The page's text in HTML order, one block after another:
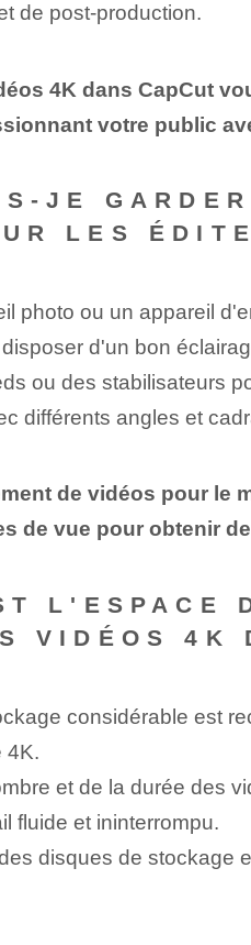
de post-production.
4K dans CapCut
votre public
JE
LES
photo ou un appareil
d'un bon
ou des stabilisateurs
différents angles et
de vidéos pour le
de vue pour obtenir
L'ESPACE
VIDÉOS 4K
considérable est
4K.
et de la durée des
fluide et ininterrompu.
disques de stockage